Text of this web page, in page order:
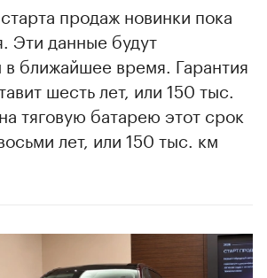
продаж новинки пока
Эти данные будут
ближайшее время. Гарантия
шесть лет, или 150 тыс.
тяговую батарею этот срок
лет, или 150 тыс. км